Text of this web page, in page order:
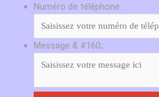
Numéro de téléphone :
Message & #160;: